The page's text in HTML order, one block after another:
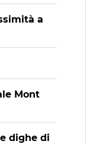
a
Mont
dighe di